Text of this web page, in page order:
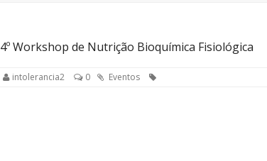
4º Workshop de Nutrição Bioquímica Fisiológica
intolerancia2 0 Eventos